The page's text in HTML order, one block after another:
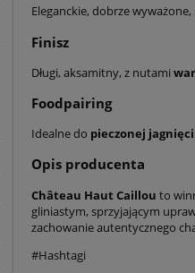
Eleganckie, dobrze
Finisz
Długi, aksamitny, z nutami
Foodpairing
Idealne do pieczonej
Opis producenta
Château Haut Caillou to
gliniastym, sprzyjającym
zachowanie autentycznego
#Hashtagi